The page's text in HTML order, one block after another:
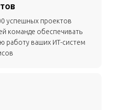
успешных проектов
команде обеспечивать
работу ваших ИТ-систем